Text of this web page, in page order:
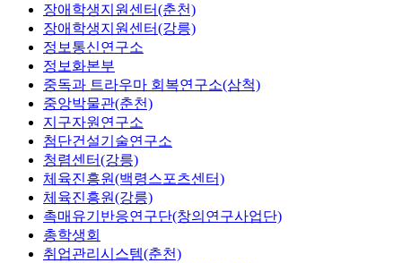
장애학생지원센터(춘천)
장애학생지원센터(강릉)
정보통신연구소
정보화본부
중독과 트라우마 회복연구소(삼척)
중앙박물관(춘천)
지구자원연구소
첨단건설기술연구소
청렴센터(강릉)
체육진흥원(백령스포츠센터)
체육진흥원(강릉)
촉매유기반응연구단(창의연구사업단)
총학생회
취업관리시스템(춘천)